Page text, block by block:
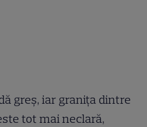
greş, iar graniţa dintre
tot mai neclară,